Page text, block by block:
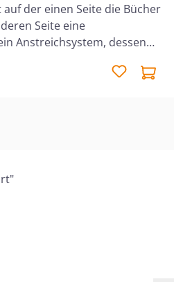
der einen Seite die Bücher
Seite eine
Anstreichsystem, dessen
sind. Das Lesezeichen ist
das Bibelstudium. Das
Ebenso kann die